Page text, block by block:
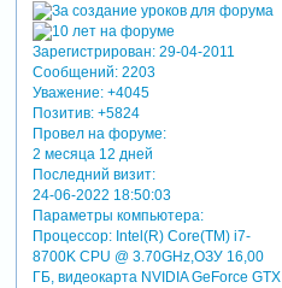
Зарегистрирован: 29-04-2011
Сообщений:2203
Уважение: +4045
Позитив: +5824
Провел на форуме:
2 месяца 12 дней
Последний визит:
24-06-2022 18:50:03
Параметры компьютера:
Процессор: Intel(R) Core(TM) i7-
8700K CPU @ 3.70GHz,ОЗУ 16,00
ГБ, видеокарта NVIDIA GeForce GTX